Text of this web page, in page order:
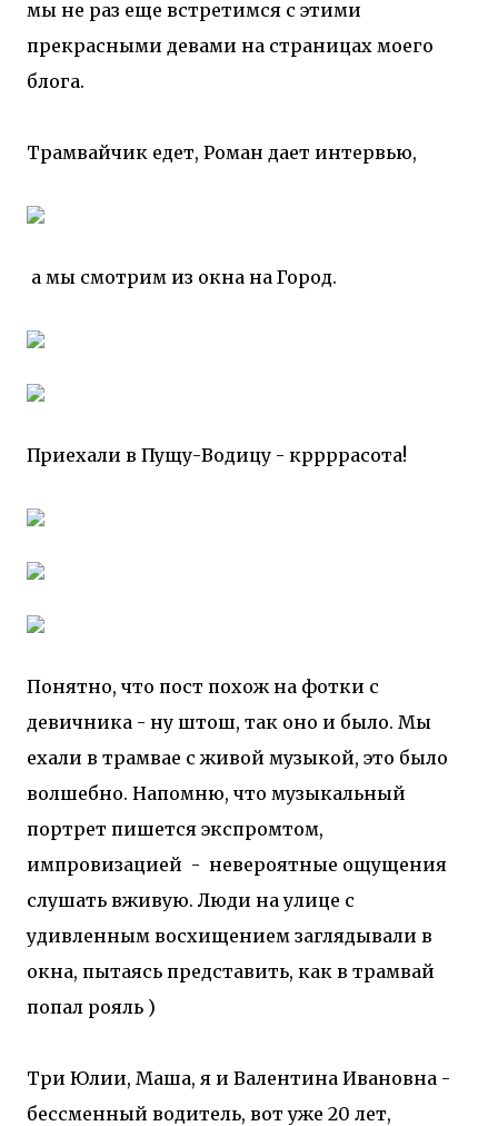
мы не раз еще встретимся с этими
прекрасными девами на страницах моего
блога.
Трамвайчик едет, Роман дает интервью,
а мы смотрим из окна на Город.
Приехали в Пущу-Водицу - кррррасота!
Понятно, что пост похож на фотки с
девичника - ну штош, так оно и было. Мы
ехали в трамвае с живой музыкой, это было
волшебно. Напомню, что музыкальный
портрет пишется экспромтом,
импровизацией - невероятные ощущения
слушать вживую. Люди на улице с
удивленным восхищением заглядывали в
окна, пытаясь представить, как в трамвай
попал рояль )
Три Юлии, Маша, я и Валентина Ивановна -
бессменный водитель, вот уже 20 лет,